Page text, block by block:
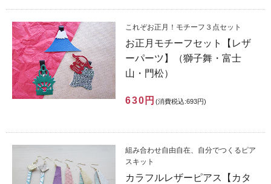
これぞお正月！モチーフ３点セット
お正月モチーフセット【レザ
ーパーツ】（獅子舞・富士
山・門松）
630円 (消費税込:693円)
組み合わせ自由自在、自分でつくるピア
スキット
カラフルレザーピアス【カタ